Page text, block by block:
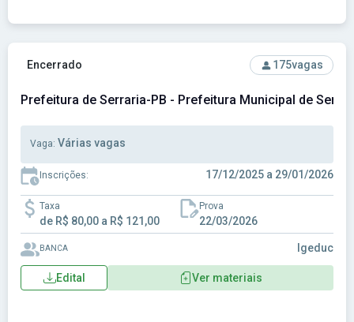
Ver concurso: Prefeitura de Serraria-PB - Prefeitura
Encerrado 175vagas
Prefeitura de Serraria-PB - Prefeitura Municipal de
Vaga: Várias vagas
Inscrições: 17/12/2025 a 29/01/2026
Taxa
de R$ 80,00 a R$ 121,00
Prova
22/03/2026
BANCA Igeduc
Edital Ver materiais